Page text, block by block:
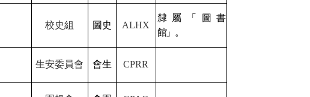
校史組 圖史 ALHX
隸屬「圖書
館」。
生安委員會 會生 CPRR